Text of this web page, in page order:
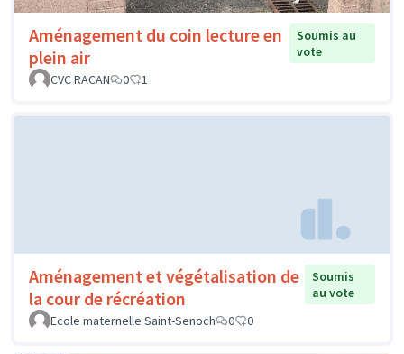
Aménagement du coin lecture en
plein air
Soumis au
vote
CVC RACAN
0 1
Aménagement et végétalisation de
la cour de récréation
Soumis
au vote
Ecole maternelle Saint-Senoch
0 0